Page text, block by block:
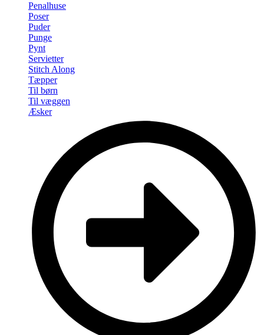
Penalhuse
Poser
Puder
Punge
Pynt
Servietter
Stitch Along
Tæpper
Til børn
Til væggen
Æsker